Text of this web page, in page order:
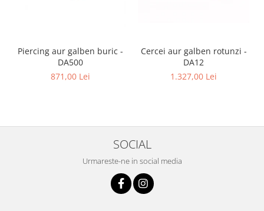
Piercing aur galben buric -
DA500
871,00 Lei
Cercei aur galben rotunzi -
DA12
1.327,00 Lei
SOCIAL
Urmareste-ne in social media